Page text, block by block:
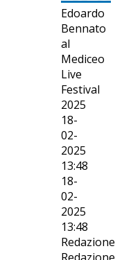
Edoardo
Bennato
al
Mediceo
Live
Festival
2025
18-
02-
2025
13:48
18-
02-
2025
13:48
Redazione